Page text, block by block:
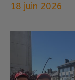
18 juin 2026